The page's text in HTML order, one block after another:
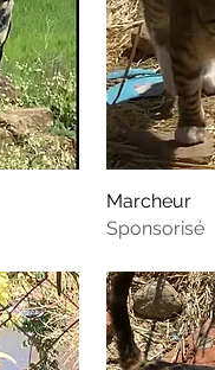
Marcheur
Sponsorisé